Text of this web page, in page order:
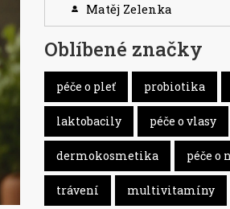
Matěj Zelenka
Oblíbené značky
péče o pleť probiotika
laktobacily péče o vlasy
dermokosmetika péče o
trávení multivitamíny